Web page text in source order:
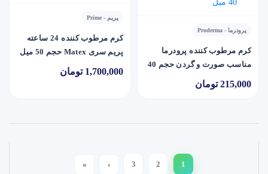
پرودرما - Proderma
کرم مرطوب کننده پرودرما
مناسب صورت و گردن حجم 40
215,000 تومان
پریم - Prime
کرم مرطوب کننده 24 ساعته
پریم سری Matex حجم 50 میل
1,700,000 تومان
1
2
3
›
»